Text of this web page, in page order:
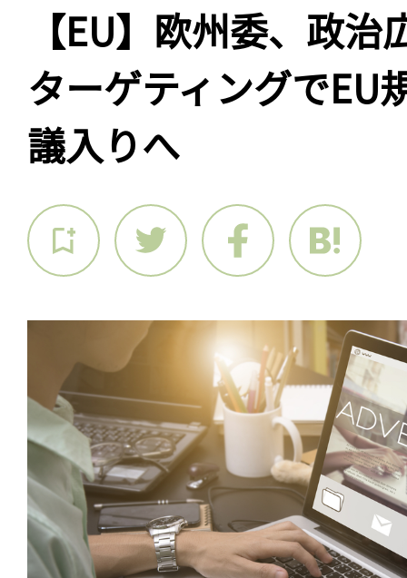
【EU】欧州委、政
ターゲティングでEU
議入りへ